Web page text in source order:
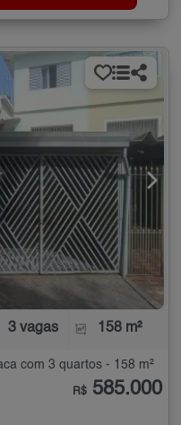
3 vagas 158 m²
com 3 quartos - 158 m²
R$ 585.000